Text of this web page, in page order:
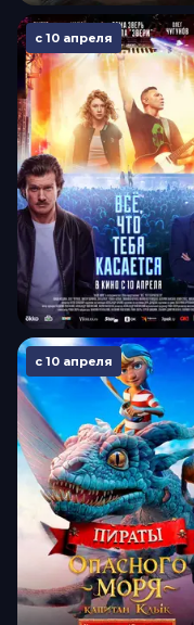
с 10 апреля
с 10 апреля